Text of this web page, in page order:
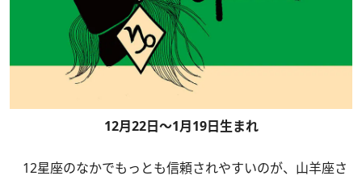
12月22日～1月19日生まれ
12星座のなかでもっとも信頼されやすいのが、山羊座さ